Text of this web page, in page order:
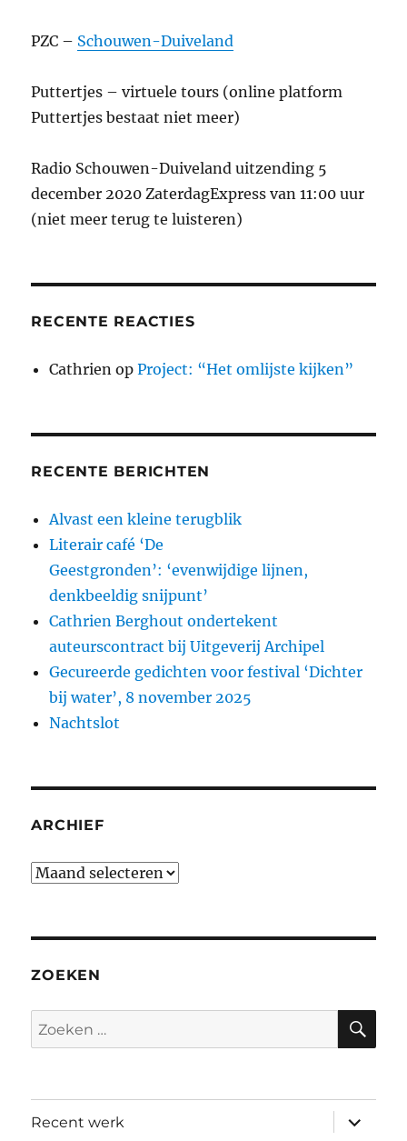
PZC – Schouwen-Duiveland
Puttertjes – virtuele tours (online platform
Puttertjes bestaat niet meer)
Radio Schouwen-Duiveland uitzending 5
december 2020 ZaterdagExpress van 11:00 uur
(niet meer terug te luisteren)
RECENTE REACTIES
Cathrien opProject: “Het omlijste kijken”
RECENTE BERICHTEN
Alvast een kleine terugblik
Literair café ‘De
Geestgronden’: ‘evenwijdige lijnen,
denkbeeldig snijpunt’
Cathrien Berghout ondertekent
auteurscontract bij Uitgeverij Archipel
Gecureerde gedichten voor festival ‘Dichter
bij water’, 8 november 2025
Nachtslot
ARCHIEF
Archief
ZOEKEN
Zoeken
naar:
Recent werk